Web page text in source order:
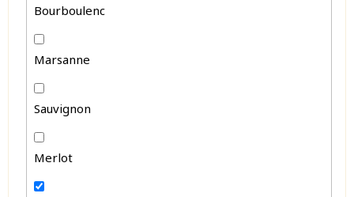
Bourboulenc
Marsanne
Sauvignon
Merlot